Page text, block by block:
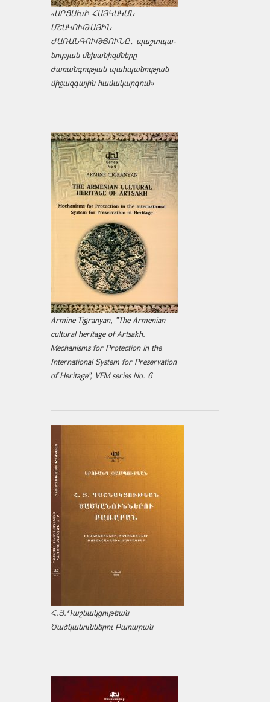
«ԱՐՑԱԽԻ ՀԱՅԿԱԿԱՆ
ՄՇԱԿՈՒԹԱՅԻՆ
ԺԱՌԱՆԳՈՒԹՅՈՒՆԸ․ պաշտպա­
նության մեխանիզմները
ժառանգության պահպանության
միջազ­գային համակարգում»
Armine Tigranyan, "The Armenian
cultural heritage of Artsakh.
Mechanisms for Protection in the
International System for Preservation
of Heritage", VEM series No. 6
Հ.Յ.Դաշնակցութեան
Ծածկանուններու Բառարան